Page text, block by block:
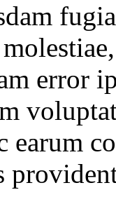
error
earum